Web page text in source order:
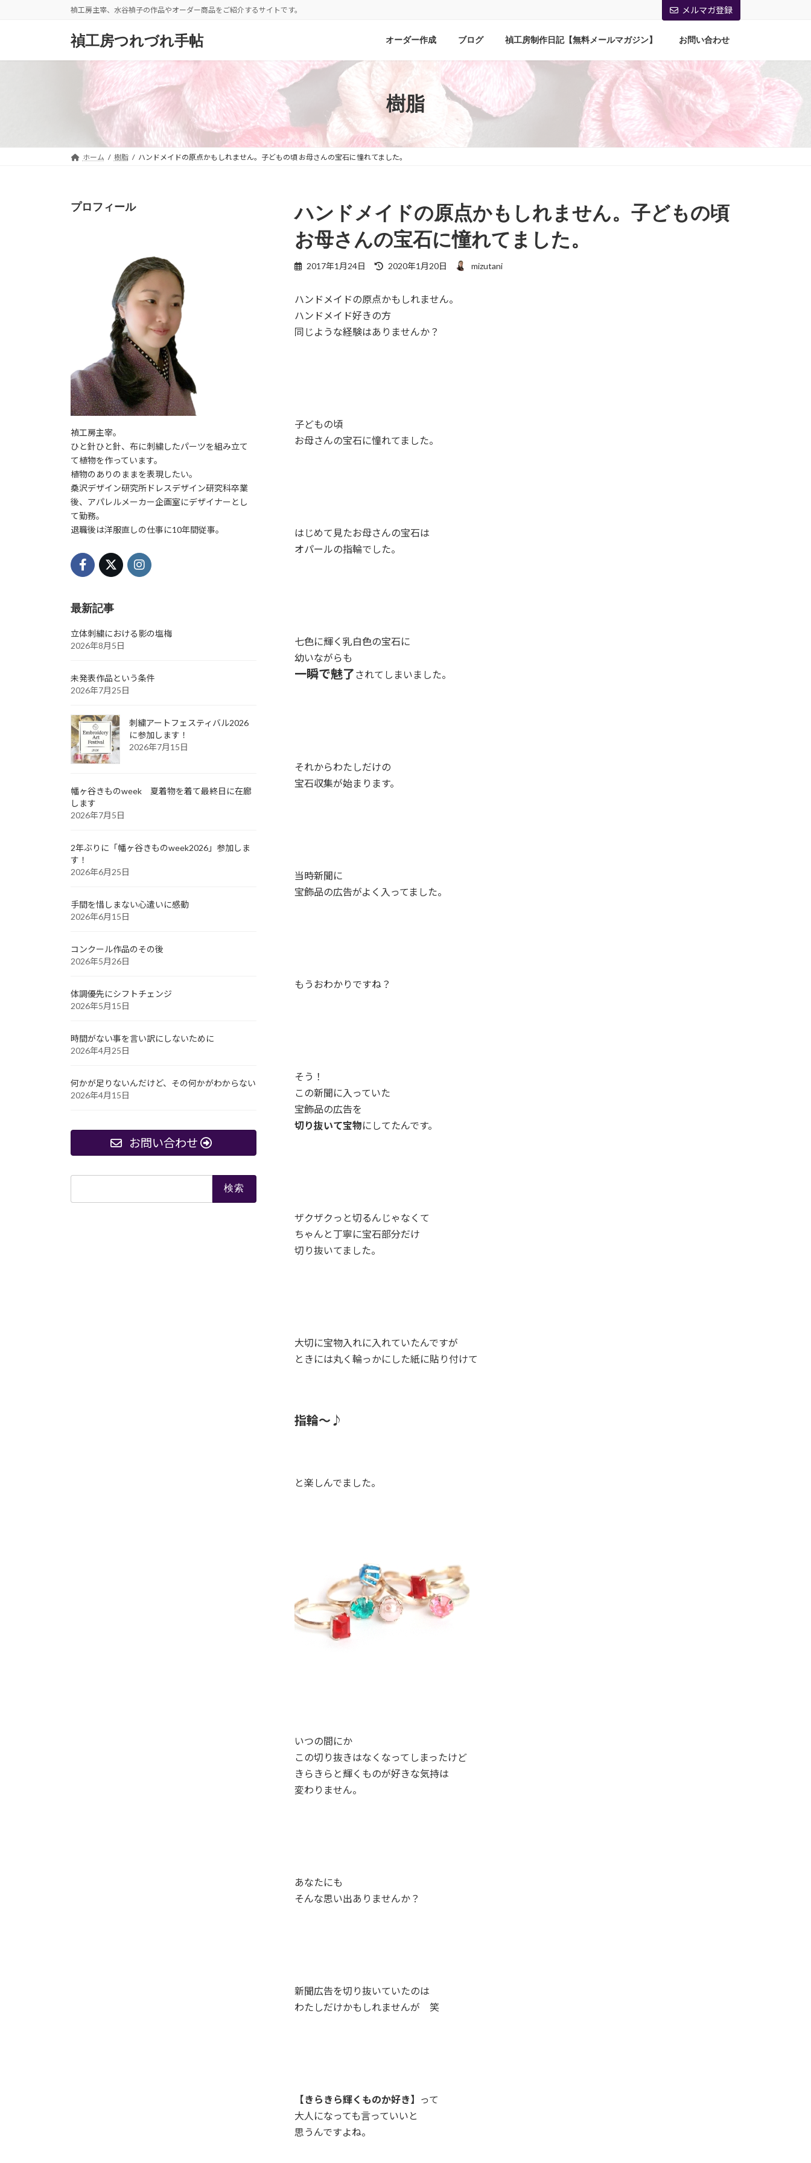
禎工房主宰、水谷禎子の作品やオーダー商品をご紹介するサイトです。 メルマガ登録
禎工房つれづれ手帖 オーダー作成 ブログ 禎工房制作日記【無料メールマガジン】 お問い合わせ
樹脂
ホーム 樹脂 ハンドメイドの原点かもしれません。子どもの頃 お母さんの宝石に憧れてました。
ハンドメイドの原点かもしれません。子どもの頃
お母さんの宝石に憧れてました。
2017年1月24日
最
新
日
:
2020年1月20日 mizutani
ハンドメイドの原点かもしれません。
ハンドメイド好きの方
同じような経験はありませんか？
子どもの頃
お母さんの宝石に憧れてました。
はじめて見たお母さんの宝石は
オパールの指輪でした。
七色に輝く乳白色の宝石に
幼いながらも
一瞬で魅了 されてしまいました。
それからわたしだけの
宝石収集が始まります。
当時新聞に
宝飾品の広告がよく入ってました。
もうおわかりですね？
そう！
この新聞に入っていた
宝飾品の広告を
切り抜いて宝物にしてたんです。
ザクザクっと切るんじゃなくて
ちゃんと丁寧に宝石部分だけ
切り抜いてました。
大切に宝物入れに入れていたんですが
ときには丸く輪っかにした紙に貼り付けて
指輪～♪
と楽しんでました。
いつの間にか
この切り抜きはなくなってしまったけど
きらきらと輝くものが好きな気持は
変わりません。
あなたにも
そんな思い出ありませんか？
新聞広告を切り抜いていたのは
わたしだけかもしれませんが 笑
【きらきら輝くものか好き】
って
大人になっても言っていいと
思うんですよね。
プロフィール
禎工房主宰。
ひと針ひと針、布に刺繍したパーツを組み立て
て植物を作っています。
植物のありのままを表現したい。
桑沢デザイン研究所ドレスデザイン研究科卒業
後、アパレルメーカー企画室にデザイナーとし
て勤務。
退職後は洋服直しの仕事に10年間従事。
最新記事
立体刺繍における影の塩梅
2026年8月5日
未発表作品という条件
2026年7月25日
刺繍アートフェスティバル2026
に参加します！
2026年7月15日
幡ヶ谷きものweek 夏着物を着て最終日に在廊
します
2026年7月5日
2年ぶりに「幡ヶ谷きものweek2026」参加しま
す！
2026年6月25日
手間を惜しまない心遣いに感動
2026年6月15日
コンクール作品のその後
2026年5月26日
体調優先にシフトチェンジ
2026年5月15日
時間がない事を言い訳にしないために
2026年4月25日
何かが足りないんだけど、その何かがわからない
2026年4月15日
お問い合わせ